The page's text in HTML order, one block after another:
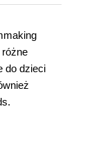
do dzieci